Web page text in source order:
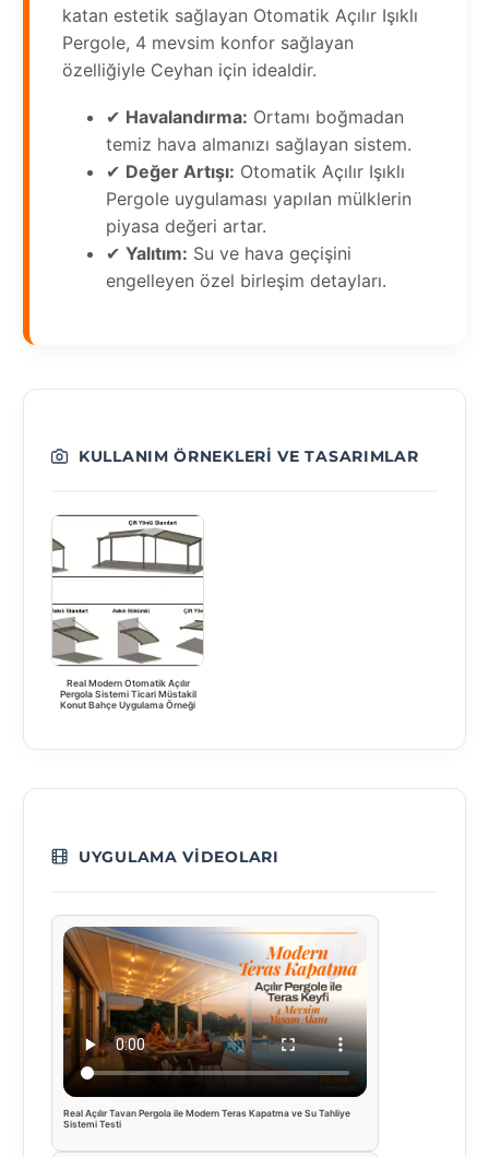
katan estetik sağlayan Otomatik Açılır Işıklı
Pergole, 4 mevsim konfor sağlayan
özelliğiyle Ceyhan için idealdir.
✔ Havalandırma: Ortamı boğmadan
temiz hava almanızı sağlayan sistem.
✔ Değer Artışı: Otomatik Açılır Işıklı
Pergole uygulaması yapılan mülklerin
piyasa değeri artar.
✔ Yalıtım: Su ve hava geçişini
engelleyen özel birleşim detayları.
KULLANIM ÖRNEKLERI VE TASARIMLAR
Real Modern Otomatik Açılır
Pergola Sistemi Ticari Müstakil
Konut Bahçe Uygulama Örneği
UYGULAMA VIDEOLARI
Real Açılır Tavan Pergola ile Modern Teras Kapatma ve Su Tahliye
Sistemi Testi